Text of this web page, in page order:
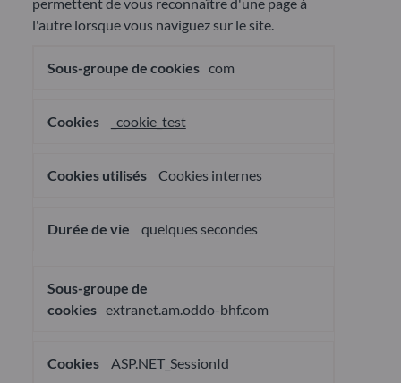
l'autre lorsque vous naviguez sur le site.
nécessaires
du
com
_cookie_test
Cookies internes
quelques secondes
extranet.am.oddo-bhf.com
ASP.NET_SessionId